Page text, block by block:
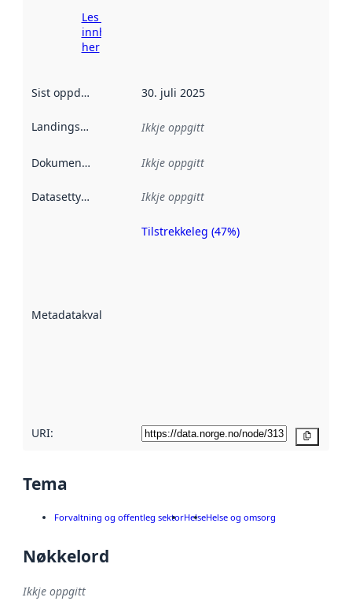
Les meir om
innhenting
her
Sist oppdatert 30. juli 2025
Landingsside Ikkje oppgitt
Dokumentasjon Ikkje oppgitt
Datasettype Ikkje oppgitt
Metadatakvalitet
Metadatakvalitet
Tilstrekkeleg (47%)
URI:
Tema
Forvaltning og offentleg sektorHelseHelse og omsorg
Nøkkelord
Ikkje oppgitt